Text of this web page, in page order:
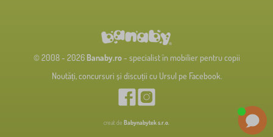
© 2008 - 2026 Banaby.ro- specialist în mobilier pentru copii
Noutăți, concursuri și discuții cu Ursul pe Facebook.
creat de Babynabytek s.r.o.